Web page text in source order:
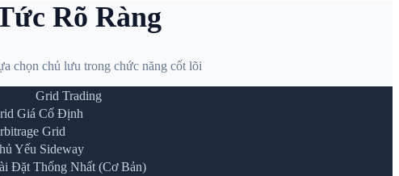
Rõ Ràng
chọn chủ lưu trong chức năng cốt lõi
Grid Trading
Giá Cố Định
Grid
Yếu Sideway
Đặt Thống Nhất (Cơ Bản)